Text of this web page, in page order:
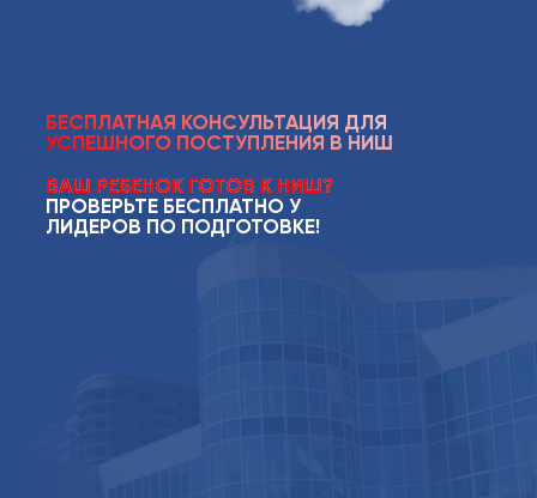
ВАШ РЕБЕНОК ГОТОВ К НИШ?
ПРОВЕРЬТЕ БЕСПЛАТНО У
ЛИДЕРОВ ПО ПОДГОТОВКЕ!
БЕСПЛАТНАЯ КОНСУЛЬТАЦИЯ ДЛЯ
УСПЕШНОГО ПОСТУПЛЕНИЯ В НИШ